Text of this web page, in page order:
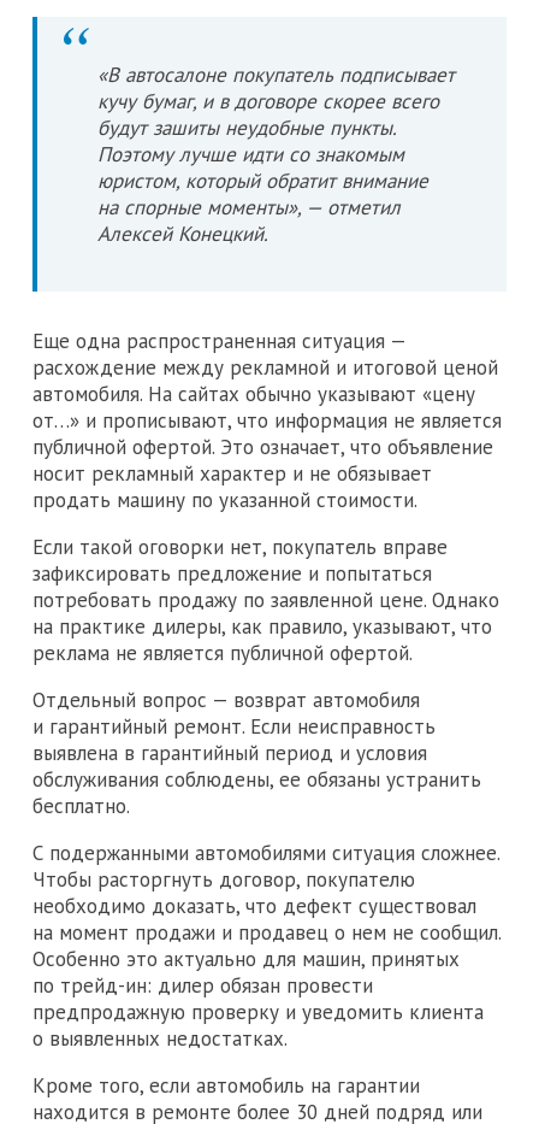
«В автосалоне покупатель подписывает
кучу бумаг, и в договоре скорее всего
будут зашиты неудобные пункты.
Поэтому лучше идти со знакомым
юристом, который обратит внимание
на спорные моменты», — отметил
Алексей Конецкий.
Еще одна распространенная ситуация —
расхождение между рекламной и итоговой ценой
автомобиля. На сайтах обычно указывают «цену
от…» и прописывают, что информация не является
публичной офертой. Это означает, что объявление
носит рекламный характер и не обязывает
продать машину по указанной стоимости.
Если такой оговорки нет, покупатель вправе
зафиксировать предложение и попытаться
потребовать продажу по заявленной цене. Однако
на практике дилеры, как правило, указывают, что
реклама не является публичной офертой.
Отдельный вопрос — возврат автомобиля
и гарантийный ремонт. Если неисправность
выявлена в гарантийный период и условия
обслуживания соблюдены, ее обязаны устранить
бесплатно.
С подержанными автомобилями ситуация сложнее.
Чтобы расторгнуть договор, покупателю
необходимо доказать, что дефект существовал
на момент продажи и продавец о нем не сообщил.
Особенно это актуально для машин, принятых
по трейд-ин: дилер обязан провести
предпродажную проверку и уведомить клиента
о выявленных недостатках.
Кроме того, если автомобиль на гарантии
находится в ремонте более 30 дней подряд или